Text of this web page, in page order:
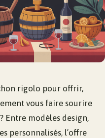
rigolo pour offrir,
vous faire sourire
Entre modèles design,
personnalisés, l’offre